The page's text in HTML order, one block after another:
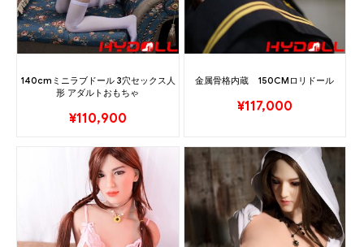
140cmミニラブドール 3穴セックス人
形 アダルトおもちゃ
¥110,900
金属骨格内蔵 150CMロリドール
¥117,000